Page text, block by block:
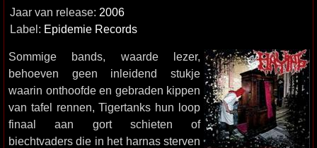
Jaar van release: 2006
Label: Epidemie Records
Sommige bands, waarde lezer,
behoeven geen inleidend stukje
waarin onthoofde en gebraden kippen
van tafel rennen, Tigertanks hun loop
finaal aan gort schieten of
biechtvaders die in het harnas sterven